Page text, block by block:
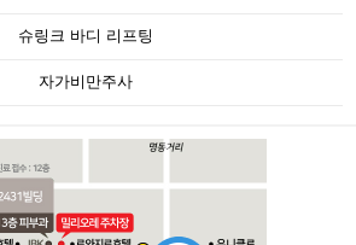
슈링크 바디 리프팅
자가비만주사